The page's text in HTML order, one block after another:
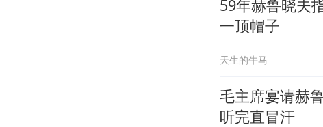
59年赫鲁晓夫
一顶帽子
天生的牛马
毛主席宴请赫
听完直冒汗